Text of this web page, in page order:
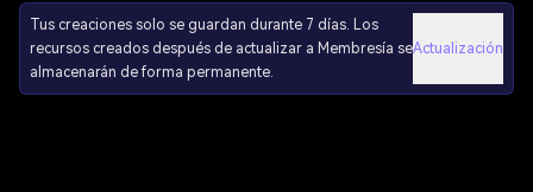
Tus creaciones solo se guardan durante 7 días. Los
recursos creados después de actualizar a Membresía se
almacenarán de forma permanente.
Actualización